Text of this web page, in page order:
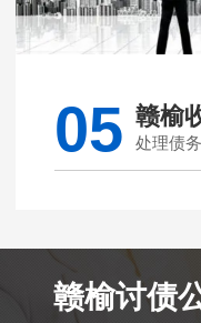
05 赣榆
处理债
赣榆讨债